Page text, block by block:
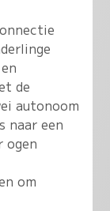
de
autonoom
naar een
ogen
om